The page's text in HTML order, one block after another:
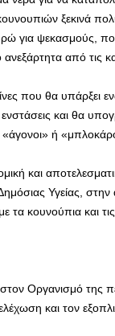
ξεκινά
για ψεκασμούς,
από τις
που θα υπάρξει
και θα
«άγονοι» ή
και
Υγείας,
τα κουνούπια και
στον Οργανισμό της
και τον